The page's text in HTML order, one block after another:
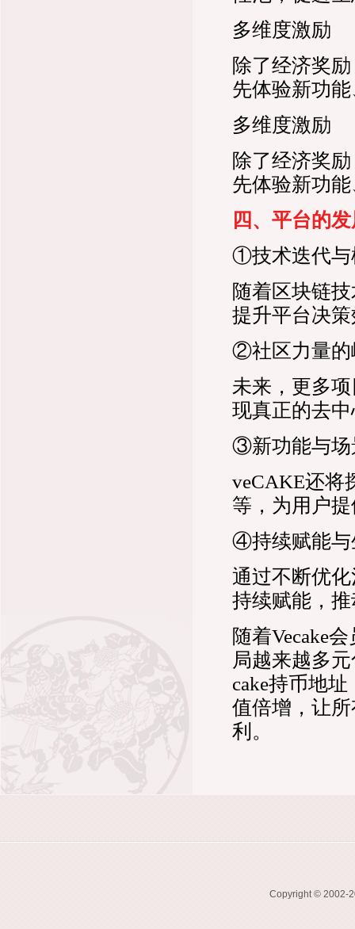
多维度激励
除了经济奖
先体验新功
多维度激励
除了经济奖
先体验新功
四、平台的
①技术迭代与
随着区块链
提升平台决
②社区力量的
未来，更多
现真正的去
③新功能与场
veCAKE还将
等，为用户
④持续赋能与
通过不断优
持续赋能，
随着Vecake
局越来越多
cake持币地
值倍增，让
利。
Copyright © 2002-